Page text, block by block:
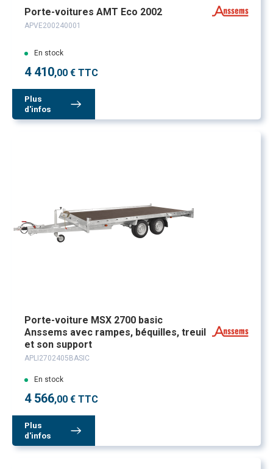
Porte-voitures AMT Eco 2002
APVE200240001
En stock
4 410,00 € TTC
Plus
d'infos
Porte-voiture MSX 2700 basic
Anssems avec rampes, béquilles, treuil
et son support
APLI2702405BASIC
En stock
4 566,00 € TTC
Plus
d'infos